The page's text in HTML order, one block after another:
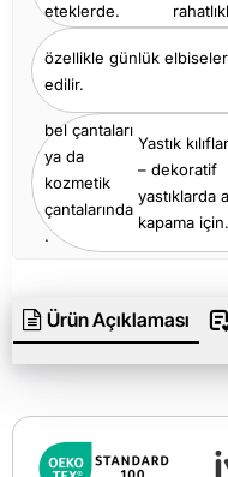
eteklerde.
özellikle günlük
edilir.
bel çantaları
ya da
kozmetik
çantalarında
.
Yastık
– dekoratif
yastıklarda
kapama için.
Ürün Açıklaması